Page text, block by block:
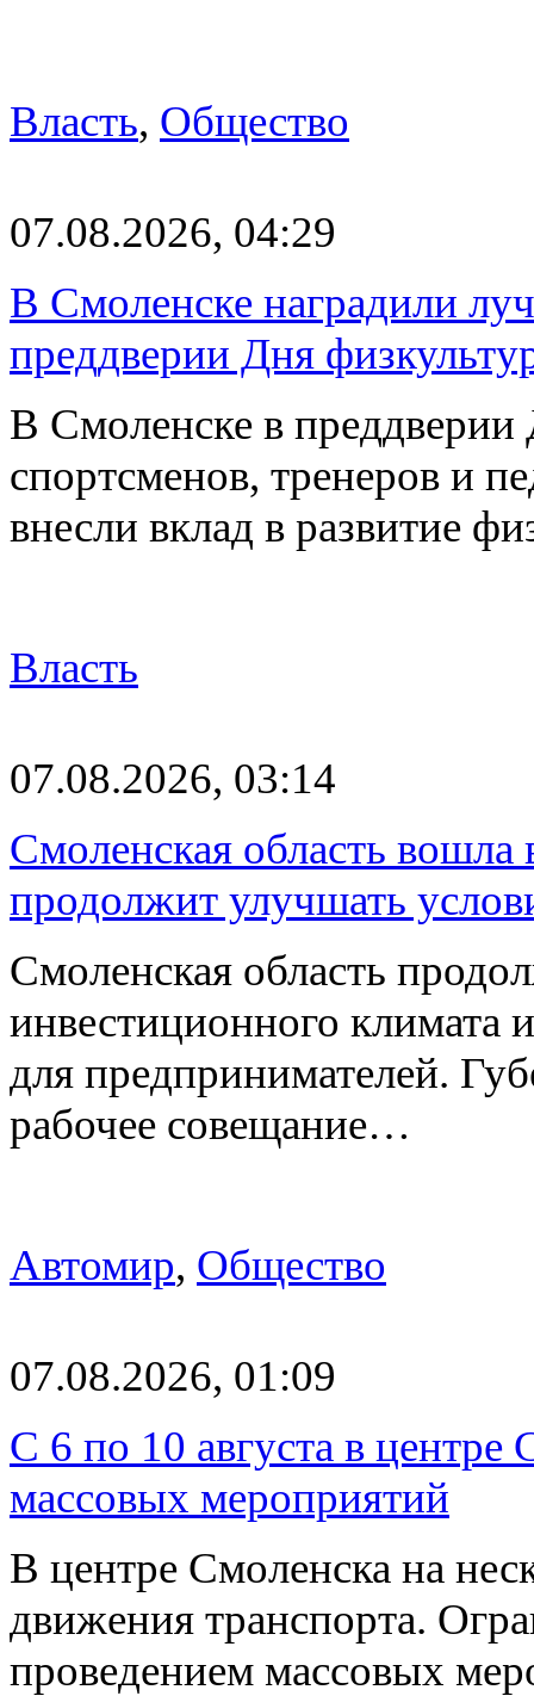
Власть, Общество
07.08.2026, 04:29
В Смоленске наградили
преддверии Дня
В Смоленске в преддверии
спортсменов, тренеров и
внесли вклад в развитие
Власть
07.08.2026, 03:14
Смоленская область
продолжит улучшать
Смоленская область
инвестиционного климата
для предпринимателей.
рабочее совещание…
Автомир, Общество
07.08.2026, 01:09
С 6 по 10 августа в центре
массовых мероприятий
В центре Смоленска на
движения транспорта.
проведением массовых